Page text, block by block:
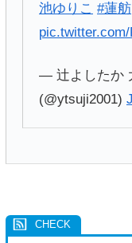
池ゆりこ #蓮舫
— 辻よしたか
(@ytsuji2001)